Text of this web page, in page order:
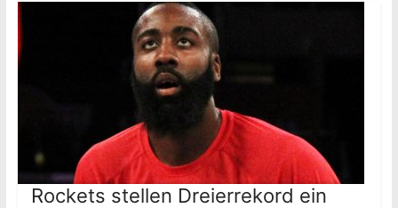
Rockets stellen Dreierrekord ein